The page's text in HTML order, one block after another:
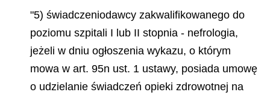
"5) świadczeniodawcy zakwalifikowanego do
poziomu szpitali I lub II stopnia - nefrologia,
jeżeli w dniu ogłoszenia wykazu, o którym
mowa w art. 95n ust. 1 ustawy, posiada umowę
o udzielanie świadczeń opieki zdrowotnej na